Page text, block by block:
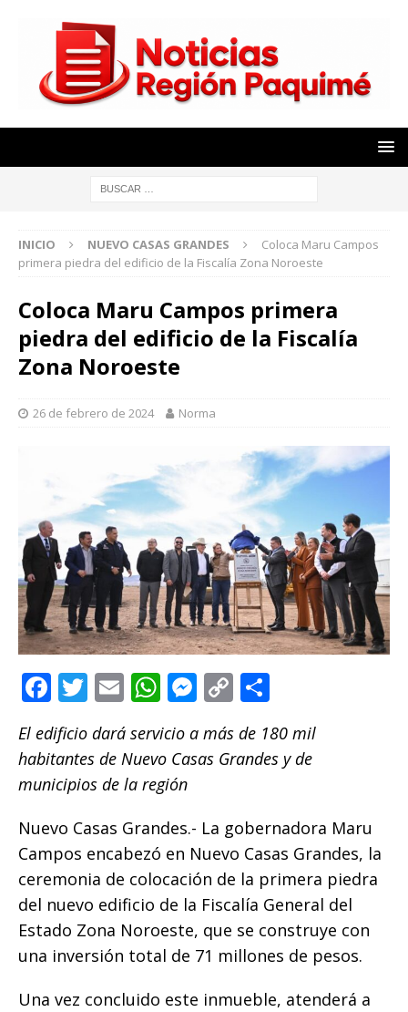
INICIO NUEVO CASAS GRANDES
Coloca Maru Campos
primera piedra del edificio de la Fiscalía Zona Noroeste
Coloca Maru Campos primera
piedra del edificio de la Fiscalía
Zona Noroeste
26 de febrero de 2024 Norma
F
a
c
e
b
o
o
k
T
w
it
te
r
E
m
ai
l
W
at
s
A
p
p
M
ss
e
g
e
r
C
o
p
y
n
k
m
p
ti
r
El edificio dará servicio a más de 180 mil
habitantes de Nuevo Casas Grandes y de
municipios de la región
Nuevo Casas Grandes.- La gobernadora Maru
Campos encabezó en Nuevo Casas Grandes, la
ceremonia de colocación de la primera piedra
del nuevo edificio de la Fiscalía General del
Estado Zona Noroeste, que se construye con
una inversión total de 71 millones de pesos.
Una vez concluido este inmueble, atenderá a